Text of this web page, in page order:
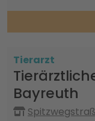
Tierarzt
Bayreuth